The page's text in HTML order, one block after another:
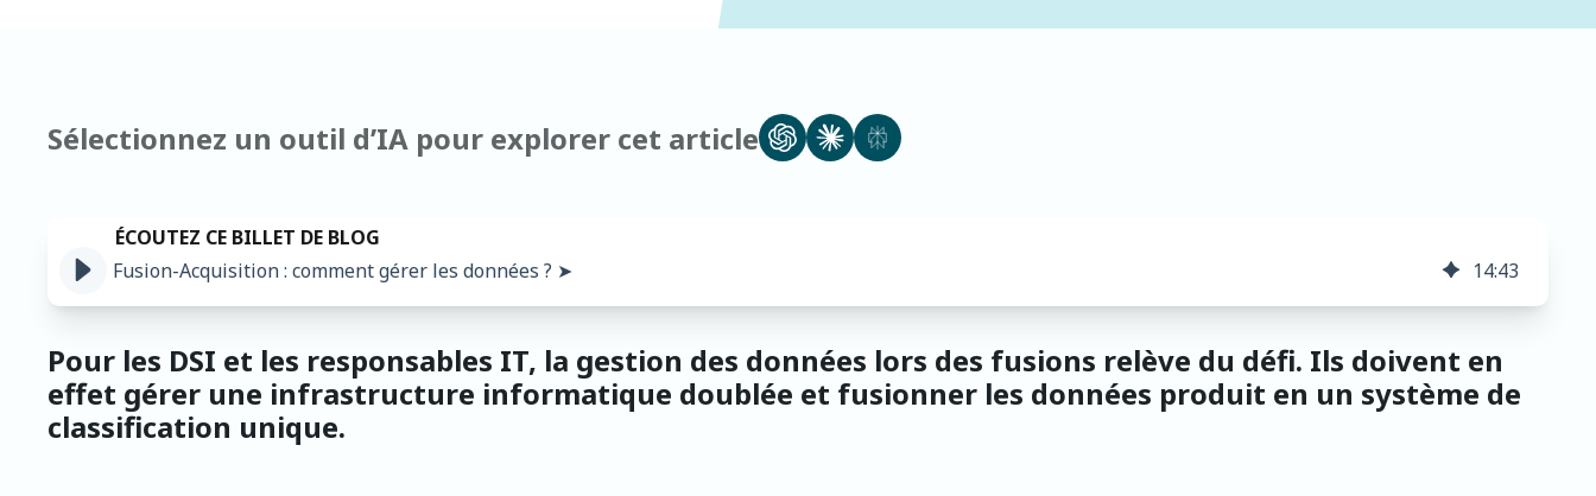
Sélectionnez un outil d’IA pour explorer cet article
Fusion-Acquisition : comment gérer les données ? ➤ 14:43
Pour les DSI et les responsables IT, la gestion des données lors des fusions relève du défi. Ils doivent en
effet gérer une infrastructure informatique doublée et fusionner les données produit en un système de
classification unique.